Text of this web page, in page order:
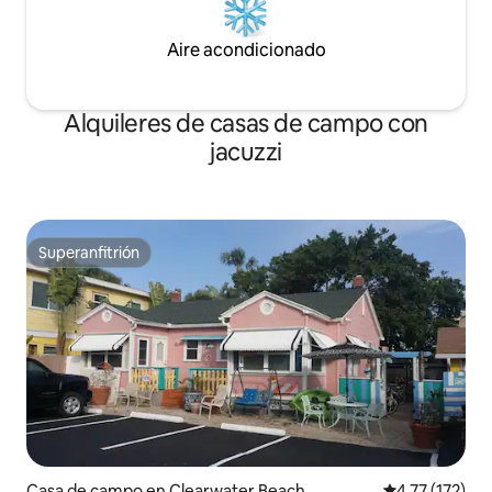
Aire acondicionado
Alquileres de casas de campo con
jacuzzi
Superanfitrión
Superanfitrión